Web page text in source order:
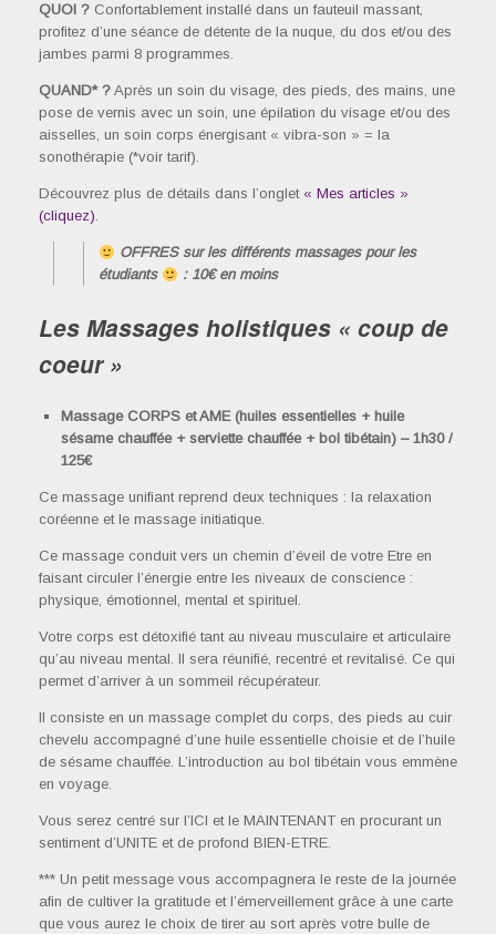
QUOI ? Confortablement installé dans un fauteuil massant,
profitez d’une séance de détente de la nuque, du dos et/ou des
jambes parmi 8 programmes.
QUAND* ? Après un soin du visage, des pieds, des mains, une
pose de vernis avec un soin, une épilation du visage et/ou des
aisselles, un soin corps énergisant « vibra-son » = la
sonothérapie (*voir tarif).
Découvrez plus de détails dans l’onglet « Mes articles »
(cliquez).
OFFRES sur les différents massages pour les
étudiants
: 10€ en moins
Les Massages holistiques « coup de
coeur »
Massage CORPS et AME (huiles essentielles + huile
sésame chauffée + serviette chauffée + bol tibétain) – 1h30 /
125€
Ce massage unifiant reprend deux techniques : la relaxation
coréenne et le massage initiatique.
Ce massage conduit vers un chemin d’éveil de votre Etre en
faisant circuler l’énergie entre les niveaux de conscience :
physique, émotionnel, mental et spirituel.
Votre corps est détoxifié tant au niveau musculaire et articulaire
qu’au niveau mental. Il sera réunifié, recentré et revitalisé. Ce qui
permet d’arriver à un sommeil récupérateur.
Il consiste en un massage complet du corps, des pieds au cuir
chevelu accompagné d’une huile essentielle choisie et de l’huile
de sésame chauffée. L’introduction au bol tibétain vous emmène
en voyage.
Vous serez centré sur l’ICI et le MAINTENANT en procurant un
sentiment d’UNITE et de profond BIEN-ETRE.
*** Un petit message vous accompagnera le reste de la journée
afin de cultiver la gratitude et l’émerveillement grâce à une carte
que vous aurez le choix de tirer au sort après votre bulle de